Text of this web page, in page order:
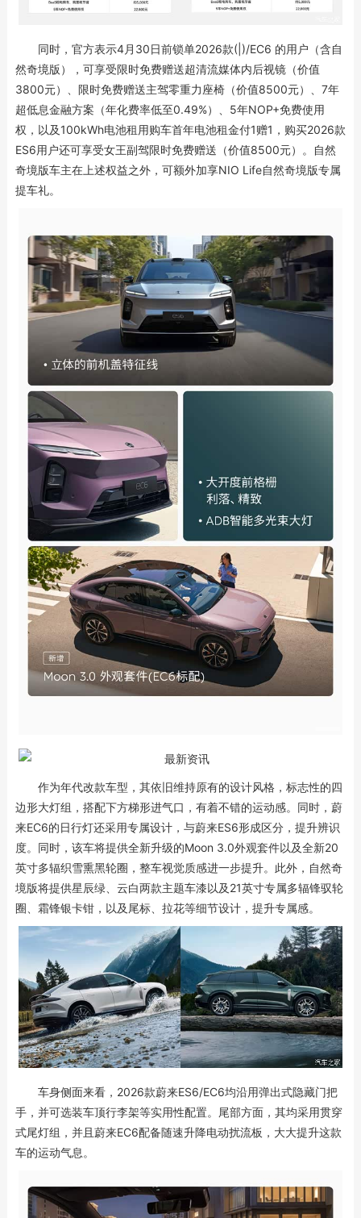
同时，官方表示4月30日前锁单2026款(|)/EC6 的用户（含自
然奇境版），可享受限时免费赠送超清流媒体内后视镜（价值
3800元）、限时免费赠送主驾零重力座椅（价值8500元）、7年
超低息金融方案（年化费率低至0.49%）、5年NOP+免费使用
权，以及100kWh电池租用购车首年电池租金付1赠1，购买2026款
ES6用户还可享受女王副驾限时免费赠送（价值8500元）。自然
奇境版车主在上述权益之外，可额外加享NIO Life自然奇境版专属
提车礼。
作为年代改款车型，其依旧维持原有的设计风格，标志性的四
边形大灯组，搭配下方梯形进气口，有着不错的运动感。同时，蔚
来EC6的日行灯还采用专属设计，与蔚来ES6形成区分，提升辨识
度。同时，该车将提供全新升级的Moon 3.0外观套件以及全新20
英寸多辐织雪熏黑轮圈，整车视觉质感进一步提升。此外，自然奇
境版将提供星辰绿、云白两款主题车漆以及21英寸专属多辐锋驭轮
圈、霜锋银卡钳，以及尾标、拉花等细节设计，提升专属感。
车身侧面来看，2026款蔚来ES6/EC6均沿用弹出式隐藏门把
手，并可选装车顶行李架等实用性配置。尾部方面，其均采用贯穿
式尾灯组，并且蔚来EC6配备随速升降电动扰流板，大大提升这款
车的运动气息。